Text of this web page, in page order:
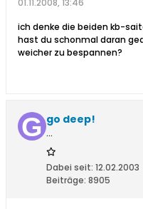
01.11.2008, 13:46
ich denke die beiden kb-
hast du schonmal daran
weicher zu bespannen?
go deep!
...
Dabei seit: 12.02.2003
Beiträge: 8905